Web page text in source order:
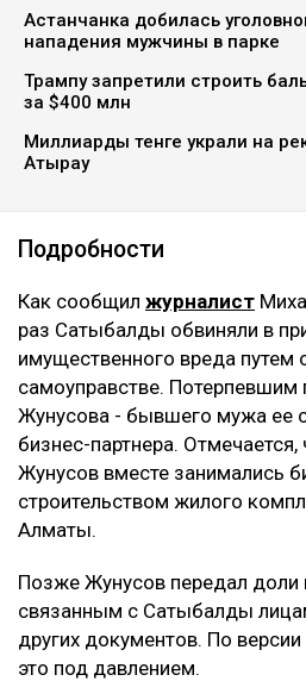
Астанчанка добилась
нападения мужчины в парке
Трампу запретили строить
за $400 млн
Миллиарды тенге украли на
Атырау
Подробности
Как сообщил журналист
раз Сатыбалды обвиняли в
имущественного вреда путем
самоуправстве. Потерпевшим
Жунусова - бывшего мужа ее
бизнес-партнера.
Жунусов вместе занимались
строительством жилого
Алматы.
Позже Жунусов передал доли
связанным с Сатыбалды
других документов. По
это под давлением.